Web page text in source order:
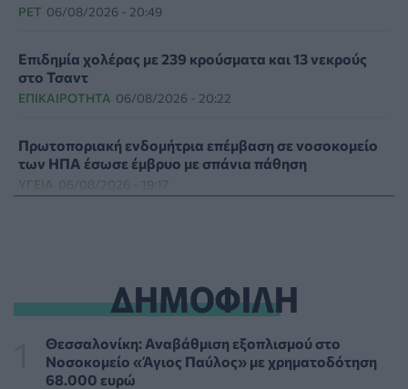
PET 06/08/2026 - 20:49
Επιδημία χολέρας με 239 κρούσματα και 13 νεκρούς
στο Τσαντ
ΕΠΙΚΑΙΡΌΤΗΤΑ 06/08/2026 - 20:22
Πρωτοποριακή ενδομήτρια επέμβαση σε νοσοκομείο
των ΗΠΑ έσωσε έμβρυο με σπάνια πάθηση
ΥΓΕΊΑ 06/08/2026 - 19:17
Διαβητική αμφιβληστροειδοπάθεια: «Σιωπηλός»
κίνδυνος για την όραση των ασθενών
HEALTH TALK 06/08/2026 - 17:34
ΔΗΜΟΦΙΛΗ
Θεσσαλονίκη: Αναβάθμιση εξοπλισμού στο
Νοσοκομείο «Άγιος Παύλος» με χρηματοδότηση
68.000 ευρώ